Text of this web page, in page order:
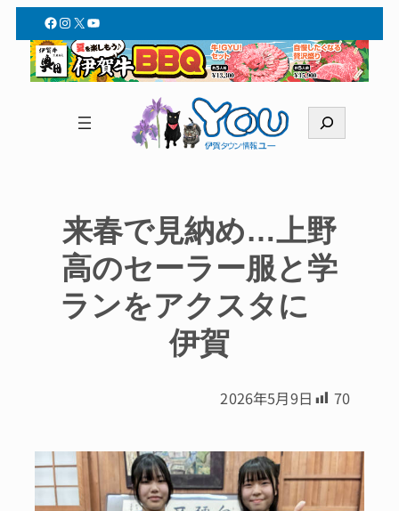
Facebook
Instagram
X YouTube
索
来春で見納め…上野
高のセーラー服と学
ランをアクスタに
伊賀
2026年5月9日 70